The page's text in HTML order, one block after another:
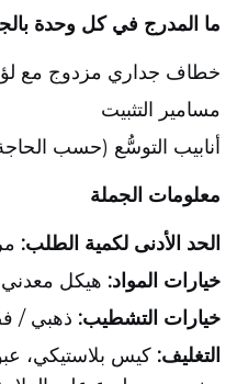
ما المدرج في كل وحدة
خطاف جداري مزدوج مع
مسامير التثبيت
أنابيب التوسُّع (حسب
معلومات الجملة
الحد الأدنى لكمية الطلب:
خيارات المواد: هيكل
خيارات التشطيب: ذهبي /
التغليف: كيس بلاستيكي،